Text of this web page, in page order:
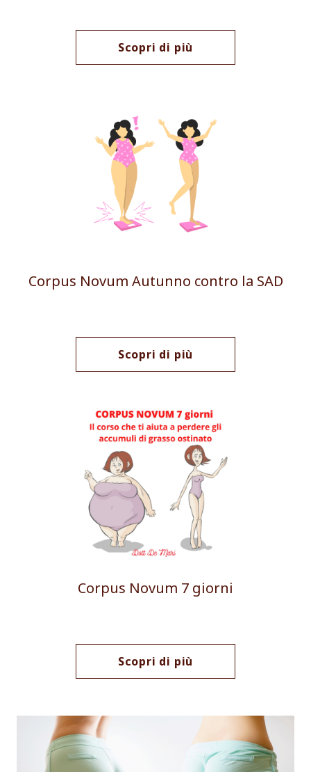
Scopri di più
Corpus Novum Autunno contro la SAD
Scopri di più
Corpus Novum 7 giorni
Scopri di più